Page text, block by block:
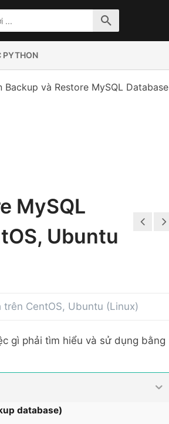
PYTHON
Backup và Restore MySQL Database
MySQL
Ubuntu
CentOS, Ubuntu (Linux)
gì phải tìm hiểu và sử dụng bằng
database)